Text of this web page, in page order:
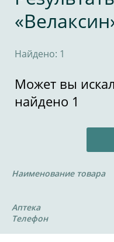
Найдено: 1
Может вы
найдено 1
Наименование товара
Аптека
Телефон